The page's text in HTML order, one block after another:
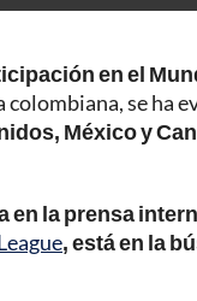
en el
colombiana, se ha
México y
en la prensa
, está en la